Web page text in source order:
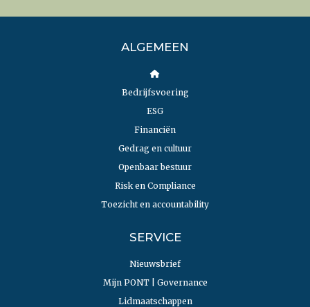
ALGEMEEN
Bedrijfsvoering
ESG
Financiën
Gedrag en cultuur
Openbaar bestuur
Risk en Compliance
Toezicht en accountability
SERVICE
Nieuwsbrief
Mijn PONT | Governance
Lidmaatschappen